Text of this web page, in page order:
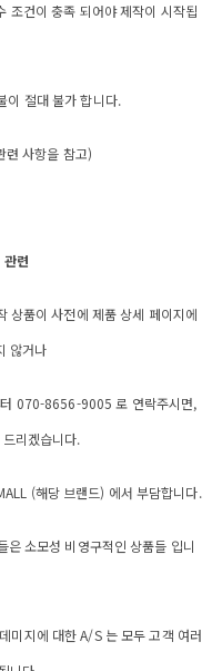
조건이 충족 되어야 제작이 시작됩
이 절대 불가 합니다.
련 사항을 참고)
련
상품이 사전에 제품 상세 페이지에
않거나
터 070-8656-9005 로 연락주시면,
리겠습니다.
(해당 브랜드) 에서 부담합니다.
소모성 비영구적인 상품들 입니
미지에 대한 A/S 는 모두 고객 여러